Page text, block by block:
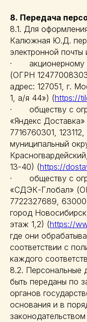
8. Передача
8.1. Для
Калюжная Ю.Д.
электронной почты
· акционерному
(ОГРН
адрес: 127051, г.
1, а/я 44») (https://
· обществу с
«Яндекс
7716760301,
муниципальный
13-40) (https://
· обществу с
«СДЭК-Глобал»
7722327689,
город
этаж 1,2) (https://
где они
соответствии с
каждого
8.2. Персональные
быть переданы по
органов
основания и в